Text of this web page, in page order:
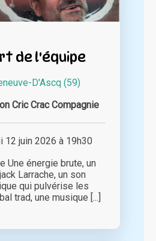
de l'équipe
D'Ascq (59)
Cric Crac Compagnie
12 juin 2026 à 19h30
Une énergie brute, un
Larrache, un son
qui pulvérise les
trad, une musique [...]